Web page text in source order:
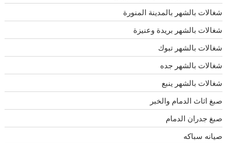
شغالات بالشهر بالمدينة المنورة
شغالات بالشهر بريدة وعنيزة
شغالات بالشهر تبوك
شغالات بالشهر جده
شغالات بالشهر ينبع
صبغ اثاث الدمام والخبر
صبغ جدران الدمام
صيانه سباكه